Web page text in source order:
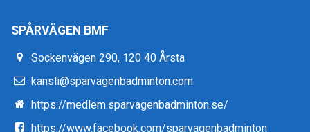
SPÅRVÄGEN BMF
Sockenvägen 290, 120 40 Årsta
kansli@sparvagenbadminton.com
https://medlem.sparvagenbadminton.se/
https://www.facebook.com/sparvagenbadminton